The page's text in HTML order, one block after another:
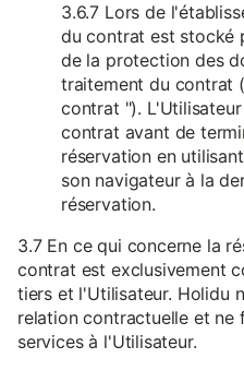
3.6.7 Lors de
du contrat est stocké
de la protection des
traitement du contrat
contrat ").
contrat avant de
réservation en
son navigateur à la
réservation.
3.7 En ce qui concerne la
contrat est exclusivement
tiers et l'Utilisateur. Holidu
relation contractuelle et ne
services à l'Utilisateur.